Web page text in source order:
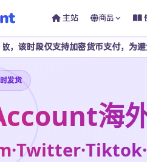
主站 商品
货币支付，为避免影响正常下单，
发货
海